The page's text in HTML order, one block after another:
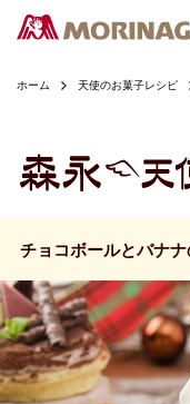
ホーム 天使のお菓子レシピ
チョコボールとバナ